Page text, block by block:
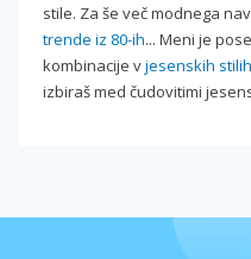
stile. Za še več modnega
trende iz 80-ih... Meni je
kombinacije vjesenskih
izbiraš med čudovitimi